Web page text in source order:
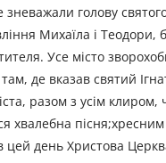
голову
Михаїла і Теодори,
Усе місто
де вказав святий
разом з усім клиром,
хвалебна
цей день Христова